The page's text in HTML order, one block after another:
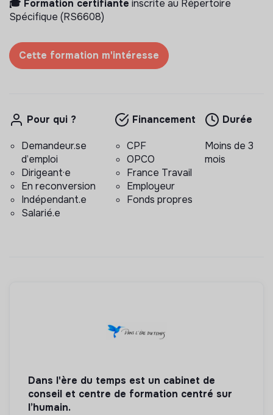
🎓 Formation certifiante inscrite au Répertoire
Spécifique (RS6608)
Cette formation m'intéresse
Pour qui ?
Demandeur.se
d’emploi
Dirigeant·e
En reconversion
Indépendant.e
Salarié.e
Financement
CPF
OPCO
France Travail
Employeur
Fonds propres
Durée
Moins de 3
mois
Dans l'ère du temps est un cabinet de
conseil et centre de formation centré sur
l’humain.